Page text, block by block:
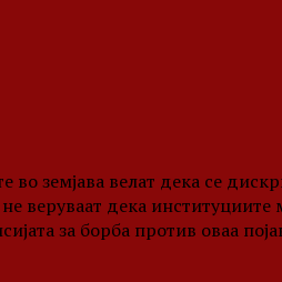
во земјава велат дека се
веруваат дека
за борба против оваа